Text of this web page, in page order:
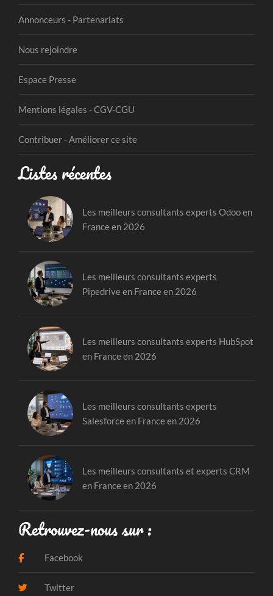
Annonceurs - Partenariats
Nous rejoindre
Espace Presse
Mentions légales - CGV-CGU
Contribuer - Améliorer ce site
Listes récentes
Les meilleurs consultants experts Odoo en
France en 2026
Les meilleurs consultants experts
Pipedrive en France en 2026
Les meilleurs consultants experts HubSpot
en France en 2026
Les meilleurs consultants experts
Salesforce en France en 2026
Les meilleurs consultants et experts CRM
en France en 2026
Retrouvez-nous sur :
Facebook
Twitter